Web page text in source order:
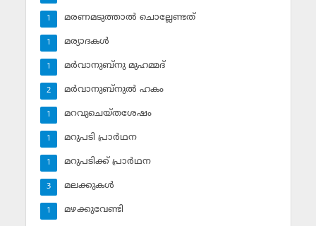
മരണമടുത്താല്‍ ചൊല്ലേണ്ടത്
1
മര്യാദകള്‍
1
മര്‍വാനുബ്‌നു മുഹമ്മദ്
1
മര്‍വാനുബ്‌നുല്‍ ഹകം
2
മറവുചെയ്തശേഷം
1
മറുപടി പ്രാര്‍ഥന
1
മറുപടിക്ക് പ്രാര്‍ഥന
1
മലക്കുകള്‍
3
മഴക്കുവേണ്ടി
1